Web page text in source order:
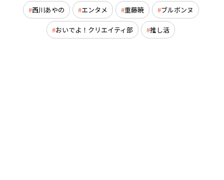
西川あやの エンタメ 重藤暁 ブルボンヌ
おいでよ！クリエイティ部 推し活